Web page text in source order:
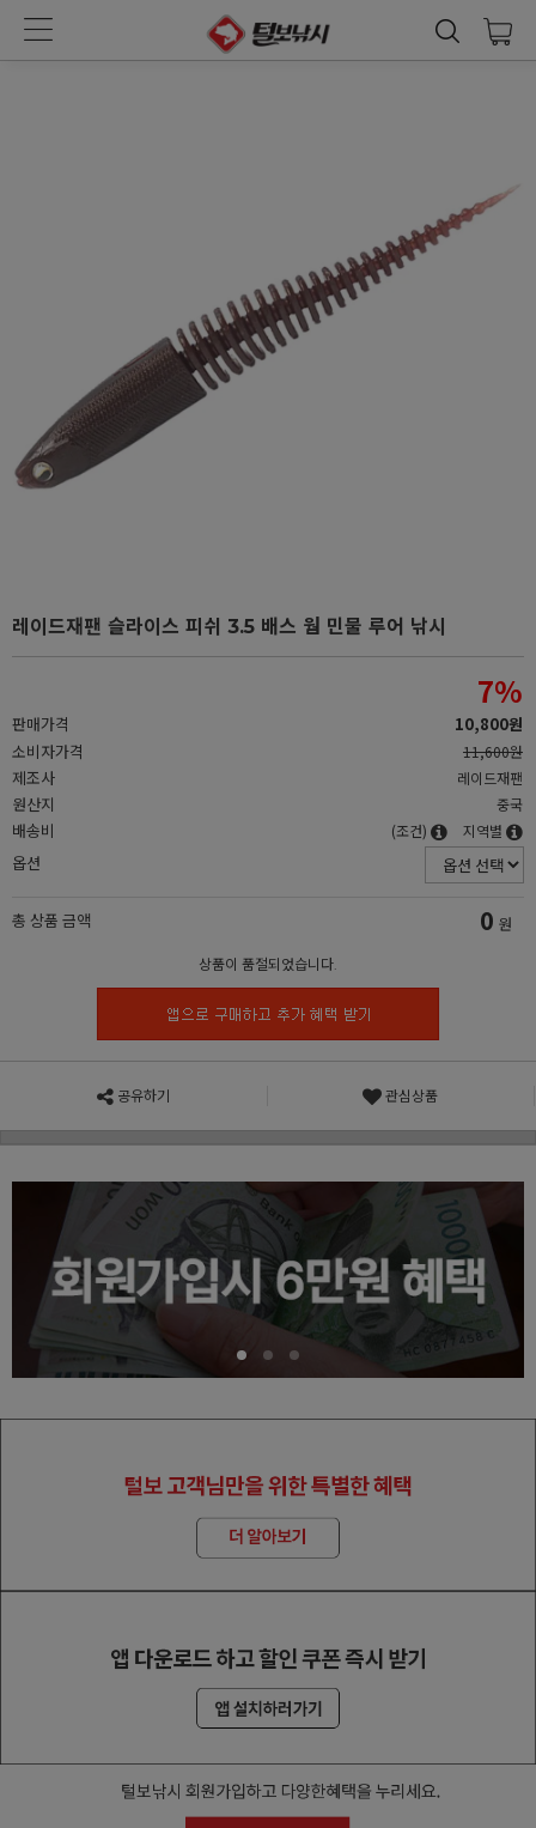
레이드재팬 슬라이스 피쉬 3.5 배스 웜 민물 루어 낚시
판매가격
7%
10,800원
소비자가격
11,600원
제조사 레이드재팬
원산지 중국
배송비 (조건) 지역별
옵션
총 상품 금액 0 원
상품이 품절되었습니다.
공유하기 관심상품